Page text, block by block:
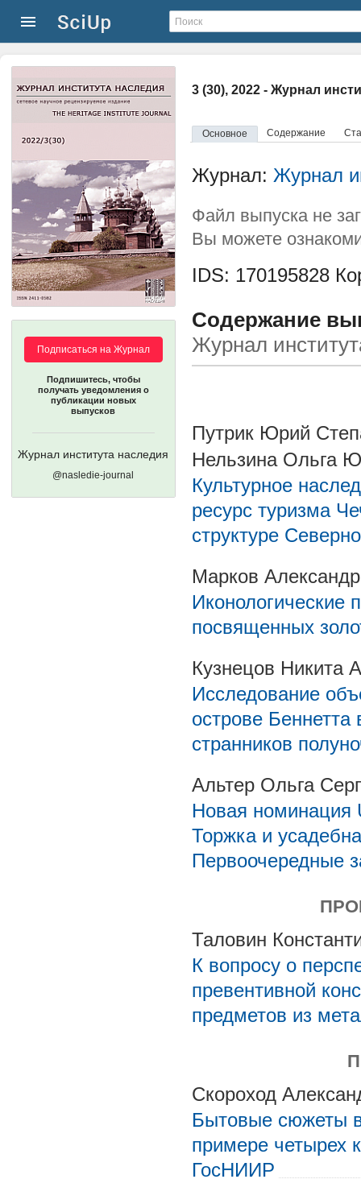
3 (30), 2022 - Журнал
Основное Содержание
Подписаться на Журнал
Подпишитесь, чтобы
получать уведомления о
публикации новых
выпусков
Журнал института наследия
@nasledie-journal
Журнал: Журнал
Файл выпуска не
Вы можете
IDS: 170195828
Содержание
Журнал
Путрик Юрий
Нельзина Ольга
Культурное
ресурс туризма
структуре
Марков
Иконологические
посвященных
Кузнецов Никита
Исследование
острове
странников
Альтер Ольга
Новая номинация
Торжка и
Первоочередные
Таловин
К вопросу о
превентивной
предметов из
Скороход
Бытовые сюжеты
примере четырех
ГосНИИР